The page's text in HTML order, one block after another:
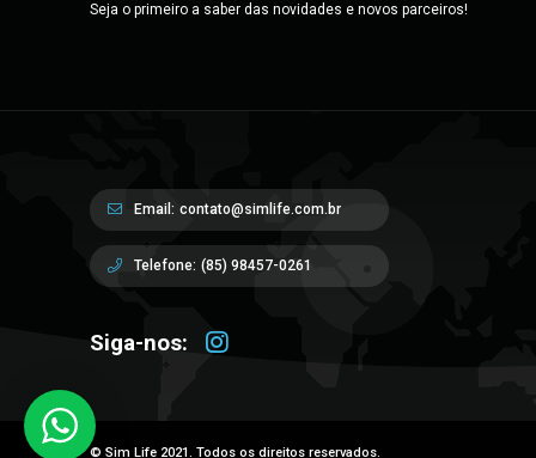
Seja o primeiro a saber das novidades e novos parceiros!
Email: contato@simlife.com.br
Telefone: (85) 98457-0261
Siga-nos:
© Sim Life 2021. Todos os direitos reservados.